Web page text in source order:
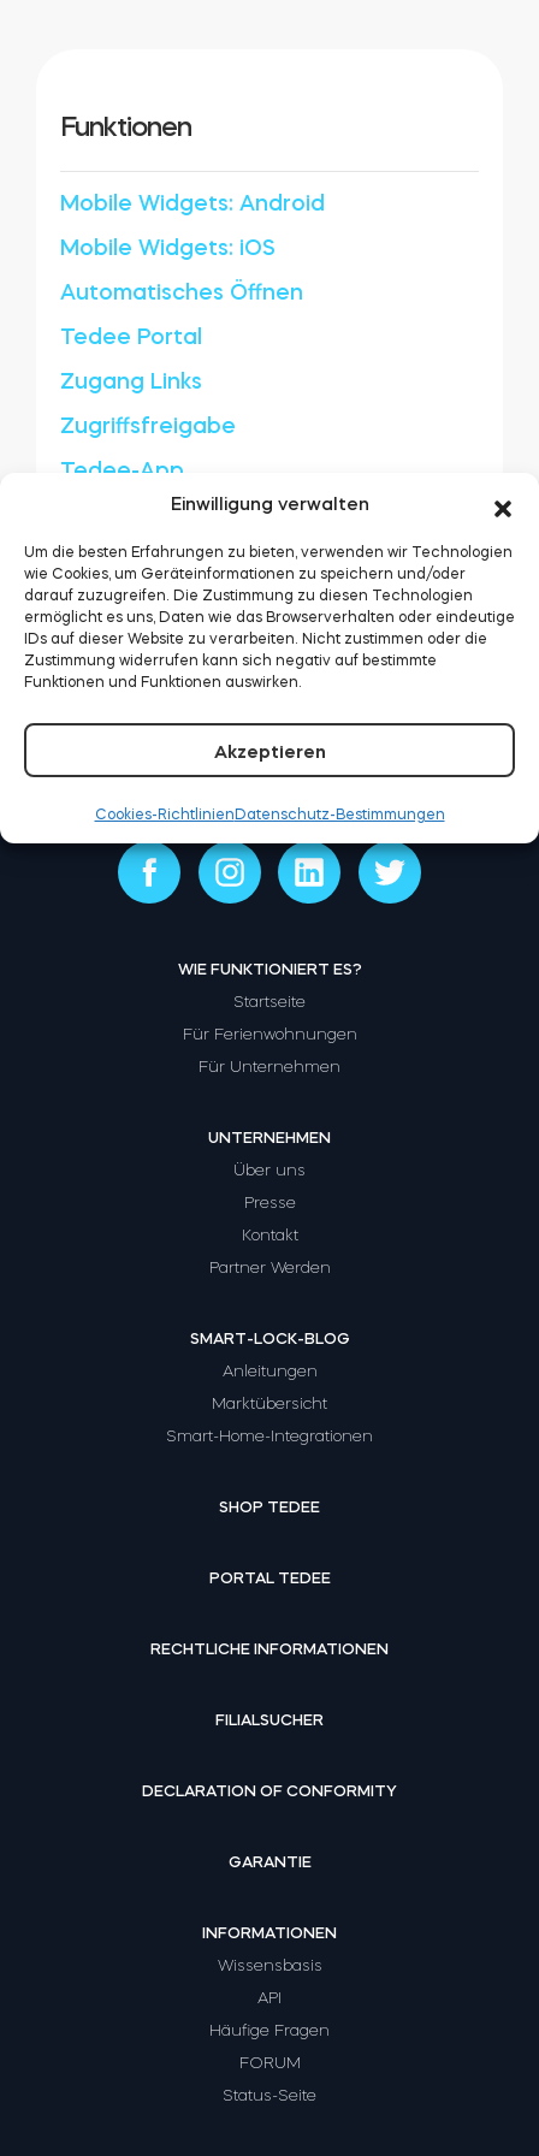
Einwilligung verwalten
Um die besten Erfahrungen zu bieten, verwenden wir Technologien
wie Cookies, um Geräteinformationen zu speichern und/oder
darauf zuzugreifen. Die Zustimmung zu diesen Technologien
ermöglicht es uns, Daten wie das Browserverhalten oder eindeutige
IDs auf dieser Website zu verarbeiten. Nicht zustimmen oder die
Zustimmung widerrufen kann sich negativ auf bestimmte
Funktionen und Funktionen auswirken.
Akzeptieren
Cookies-Richtlinien Datenschutz-Bestimmungen
Adapter
Heim-Zugang
Tedee Keypad PRO
Tedee Biometric Module
BleBox Smart Relais Modul
Tedee GO2
Jetzt kaufen
Funktionen
Mobile Widgets: Android
Mobile Widgets: iOS
Automatisches Öffnen
Tedee Portal
Zugang Links
Zugriffsfreigabe
Tedee-App
E-mail:support@tedee.com Telefoon:+49
0931 / 9708 739
WIE FUNKTIONIERT ES?
Startseite
Für Ferienwohnungen
Für Unternehmen
UNTERNEHMEN
Über uns
Presse
Kontakt
Partner Werden
SMART-LOCK-BLOG
Anleitungen
Marktübersicht
Smart-Home-Integrationen
SHOP TEDEE
PORTAL TEDEE
RECHTLICHE INFORMATIONEN
FILIALSUCHER
DECLARATION OF CONFORMITY
GARANTIE
INFORMATIONEN
Wissensbasis
API
Häufige Fragen
FORUM
Status-Seite